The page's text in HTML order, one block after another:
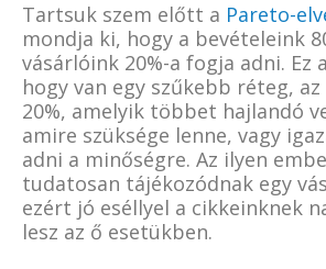
Tartsuk szem előtt a Pareto-
mondja ki, hogy a bevételeink
vásárlóink 20%-a fogja adni. Ez
hogy van egy szűkebb réteg,
20%, amelyik többet hajlandó
amire szüksége lenne, vagy
adni a minőségre. Az ilyen
tudatosan tájékozódnak egy
ezért jó eséllyel a cikkeinknek
lesz az ő esetükben.